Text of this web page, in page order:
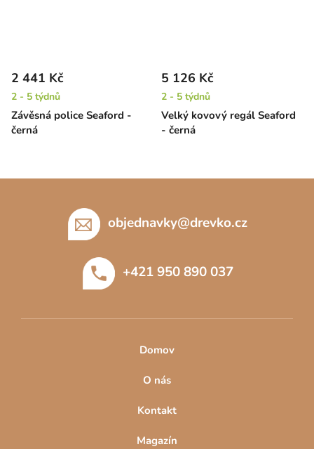
Závěsná police Seaford -
černá
2 441 Kč
2 - 5 týdnů
Velký kovový regál Seaford
- černá
5 126 Kč
2 - 5 týdnů
objednavky@drevko.cz
+421 950 890 037
Domov
O nás
Kontakt
Magazín